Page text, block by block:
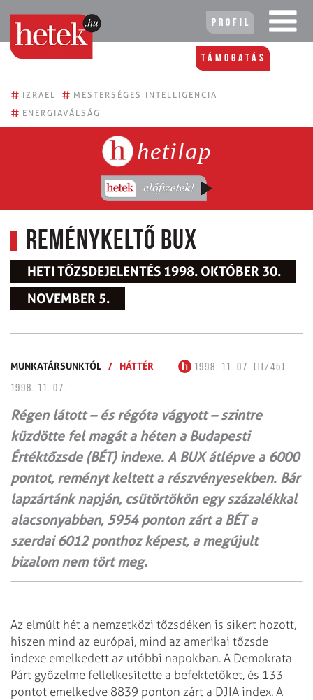
Profil
Támogatás
# IZRAEL # MESTERSÉGES INTELLIGENCIA
# ENERGIAVÁLSÁG
hetilap
Reménykeltő BUX
HETI TŐZSDEJELENTÉS 1998. OKTÓBER 30.
NOVEMBER 5.
MUNKATÁRSUNKTÓL / HÁTTÉR
1998. 11. 07. (II/45)
1998. 11. 07.
Régen látott – és régóta vágyott – szintre
küzdötte fel magát a héten a Budapesti
Értéktőzsde (BÉT) indexe. A BUX átlépve a 6000
pontot, reményt keltett a részvényesekben. Bár
lapzártánk napján, csütörtökön egy százalékkal
alacsonyabban, 5954 ponton zárt a BÉT a
szerdai 6012 ponthoz képest, a megújult
bizalom nem tört meg.
Az elmúlt hét a nemzetközi tőzsdéken is sikert hozott,
hiszen mind az európai, mind az amerikai tőzsde
indexe emelkedett az utóbbi napokban. A Demokrata
Párt győzelme fellelkesítette a befektetőket, és 133
pontot emelkedve 8839 ponton zárt a DJIA index. A